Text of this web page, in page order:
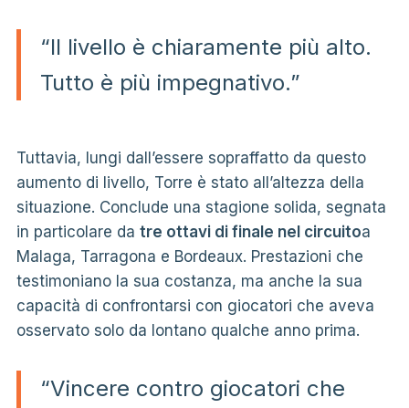
“Il livello è chiaramente più alto.
Tutto è più impegnativo.”
Tuttavia, lungi dall’essere sopraffatto da questo
aumento di livello, Torre è stato all’altezza della
situazione. Conclude una stagione solida, segnata
in particolare da tre ottavi di finale nel circuitoa
Malaga, Tarragona e Bordeaux. Prestazioni che
testimoniano la sua costanza, ma anche la sua
capacità di confrontarsi con giocatori che aveva
osservato solo da lontano qualche anno prima.
“Vincere contro giocatori che